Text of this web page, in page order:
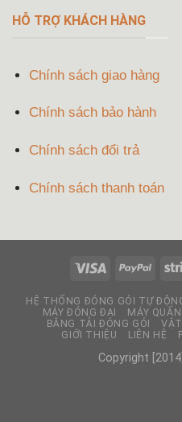
HỖ TRỢ KHÁCH HÀNG
Chính sách giao hàng
Chính sách bảo hành
Chính sách đổi trả
Chính sách thanh toán
HỆ THỐNG ĐÓNG GÓI TỰ
MÁY ĐÓNG ĐAI
MÁY
BĂNG TẢI ĐÓNG GÓI
GIỚI THIỆU
LIÊN HỆ
Copyright